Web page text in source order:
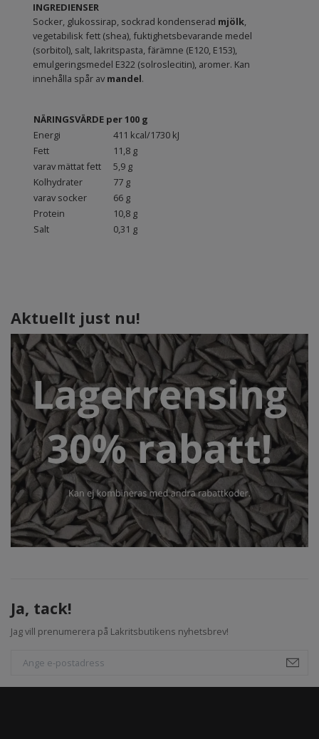
Aktuellt just nu!
Ja, tack!
Jag vill prenumerera på Lakritsbutikens nyhetsbrev!
INGREDIENSER
Socker, glukossirap, sockrad kondenserad mjölk,
vegetabilisk fett (shea), fuktighetsbevarande medel
(sorbitol), salt, lakritspasta, färämne (E120, E153),
emulgeringsmedel E322 (solroslecitin), aromer. Kan
innehålla spår av mandel.
NÄRINGSVÄRDE per 100 g
Energi
411 kcal/1730 kJ
Fett
11,8 g
varav mättat fett
5,9 g
Kolhydrater
77 g
varav socker
66 g
Protein
10,8 g
Salt
0,31 g